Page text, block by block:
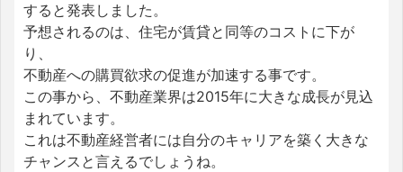
すると発表しました。
予想されるのは、住宅が賃貸と同等のコストに下が
り、
不動産への購買欲求の促進が加速する事です。
この事から、不動産業界は2015年に大きな成長が見込
まれています。
これは不動産経営者には自分のキャリアを築く大きな
チャンスと言えるでしょうね。